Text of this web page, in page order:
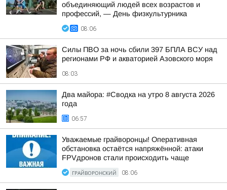
объединяющий людей всех возрастов и
профессий, — День физкультурника
08:06
Силы ПВО за ночь сбили 397 БПЛА ВСУ над
регионами РФ и акваторией Азовского моря
08:03
Два майора: #Сводка на утро 8 августа 2026
года
06:57
Уважаемые грайворонцы! Оперативная
обстановка остаётся напряжённой: атаки
FPVдронов стали происходить чаще
ГРАЙВОРОНСКИЙ 08:06